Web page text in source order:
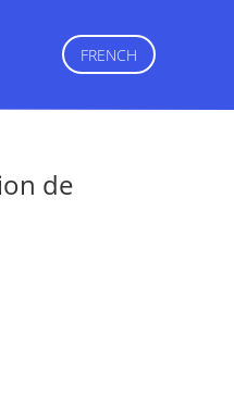
FRENCH
de